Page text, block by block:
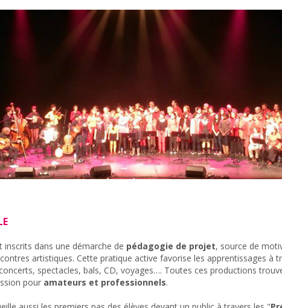
inscrits dans une démarche de pédagogie de projet, source de
artistiques. Cette pratique active favorise les apprentissages à
spectacles, bals, CD, voyages…. Toutes ces productions
pour amateurs et professionnels.